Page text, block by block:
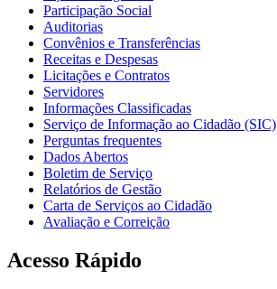
Participação Social
Auditorias
Convênios e Transferências
Receitas e Despesas
Licitações e Contratos
Servidores
Informações Classificadas
Serviço de Informação ao Cidadão (SIC)
Perguntas frequentes
Dados Abertos
Boletim de Serviço
Relatórios de Gestão
Carta de Serviços ao Cidadão
Avaliação e Correição
Acesso Rápido